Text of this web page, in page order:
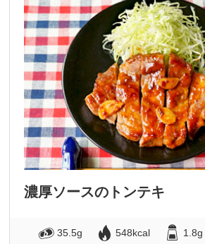
濃厚ソースのトンテキ
35.5g 548kcal 1.8g